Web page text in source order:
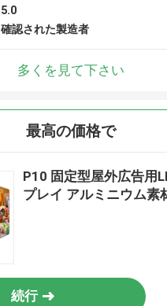
5.0
確認された製造者
多くを見て下さい
最高の価格で
P10 固定型屋外広告用
プレイ アルミニウム素
続行